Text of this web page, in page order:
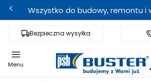
Wszystko do budowy, remontu i
Bezpieczna wysyłka
Menu